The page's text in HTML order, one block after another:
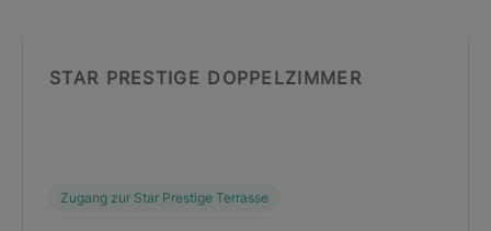
STAR PRESTIGE DOPPELZIMMER
Zugang zur Star Prestige Terrasse